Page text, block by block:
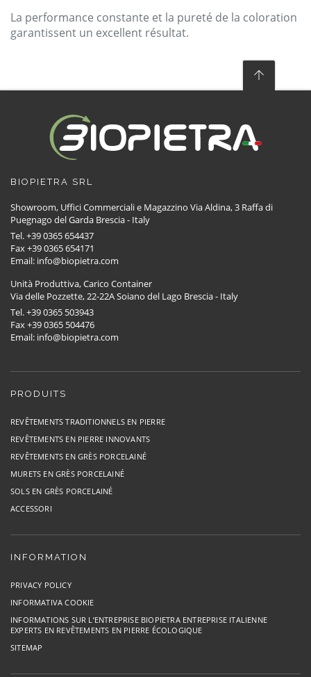
La performance constante et la pureté de la coloration
garantissent un excellent résultat.
BIOPIETRA SRL
Showroom, Uffici Commerciali e Magazzino Via Aldina, 3 Raffa di
Puegnago del Garda Brescia - Italy
Tel. +39 0365 654437
Fax +39 0365 654171
Email: info@biopietra.com
Unità Produttiva, Carico Container
Via delle Pozzette, 22-22A Soiano del Lago Brescia - Italy
Tel. +39 0365 503943
Fax +39 0365 504476
Email: info@biopietra.com
PRODUITS
REVÊTEMENTS TRADITIONNELS EN PIERRE
REVÊTEMENTS EN PIERRE INNOVANTS
REVÊTEMENTS EN GRÈS PORCELAINÉ
MURETS EN GRÈS PORCELAINÉ
SOLS EN GRÈS PORCELAINÉ
ACCESSORI
INFORMATION
PRIVACY POLICY
INFORMATIVA COOKIE
INFORMATIONS SUR L’ENTREPRISE BIOPIETRA ENTREPRISE ITALIENNE
EXPERTS EN REVÊTEMENTS EN PIERRE ÉCOLOGIQUE
SITEMAP